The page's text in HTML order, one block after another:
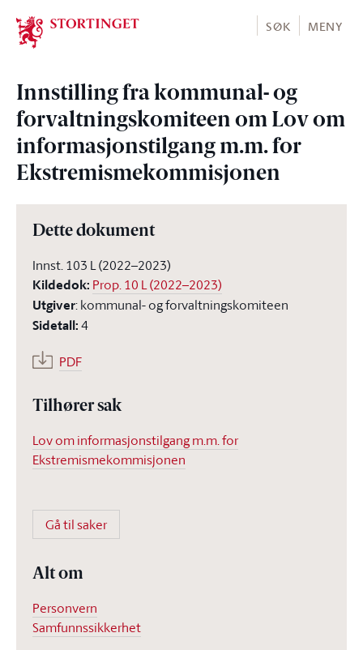
Stortinget.no
SØK MENY
Innstilling fra kommunal- og
forvaltningskomiteen om Lov om
informasjonstilgang m.m. for
Ekstremismekommisjonen
Dette dokument
Innst. 103 L (2022–2023)
Kildedok: Prop. 10 L (2022–2023)
Utgiver:kommunal- og forvaltningskomiteen
Sidetall:4
PDF
Tilhører sak
Lov om informasjonstilgang m.m. for
Ekstremismekommisjonen
Gå til saker
Alt om
Personvern
Samfunnssikkerhet